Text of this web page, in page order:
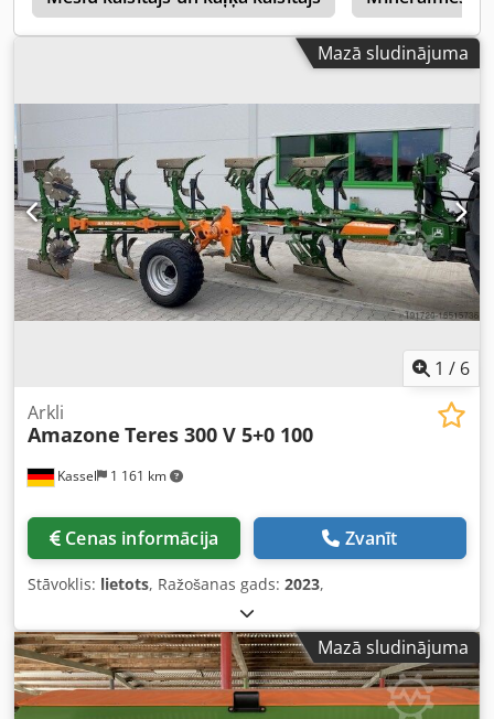
Mazā sludinājuma
1 / 6
Kassel 1 161 km
Arkli
Amazone Teres 300 V 5+0 100
Cenas informācija Zvanīt
Stāvoklis: lietots, Ražošanas gads: 2023,
Mazā sludinājuma